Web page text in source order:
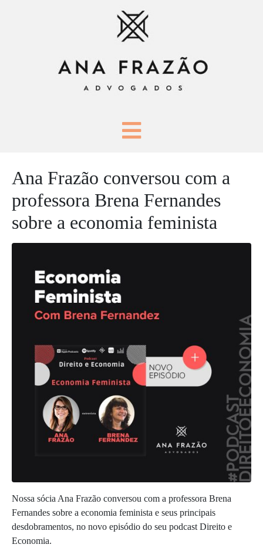
Ana Frazão conversou com a
professora Brena Fernandes
sobre a economia feminista
Nossa sócia Ana Frazão conversou com a professora Brena
Fernandes sobre a economia feminista e seus principais
desdobramentos, no novo episódio do seu podcast Direito e
Economia.